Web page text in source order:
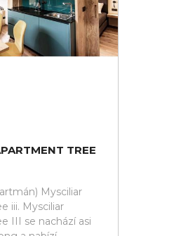
TREE
Mysciliar
iii. Mysciliar
III se nachází asi